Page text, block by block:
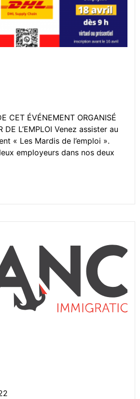
CET ÉVÉNEMENT ORGANISÉ
DE L’EMPLOI Venez assister au
« Les Mardis de l’emploi ».
employeurs dans nos deux